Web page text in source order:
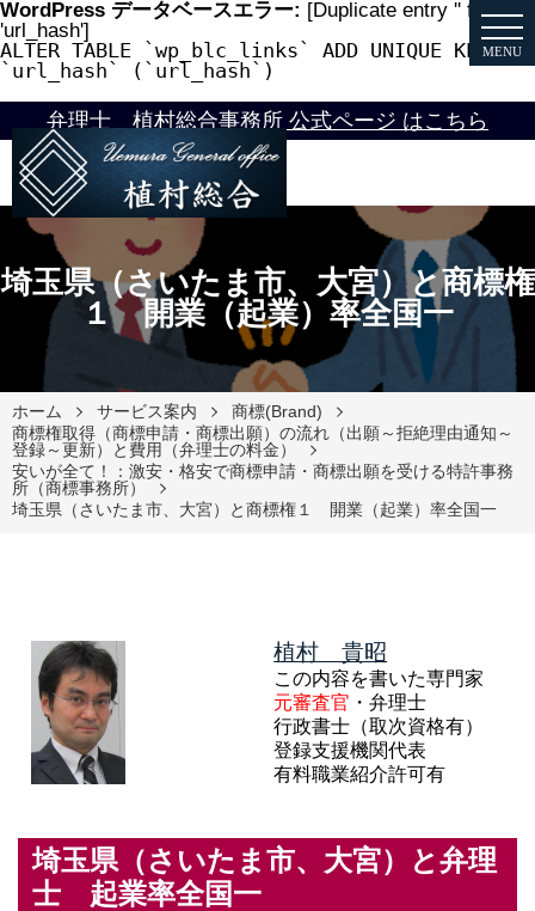
WordPress データベースエラー: [Duplicate entry '' for key
'url_hash']
ALTER TABLE `wp_blc_links` ADD UNIQUE KEY
`url_hash` (`url_hash`)
弁理士 植村総合事務所 公式ページ はこちら
MENU
埼玉県（さいたま市、大宮）と商標権
１ 開業（起業）率全国一
ホーム サービス案内
商標(Brand)
商標権取得（商標申請・商標出願）の流れ（出願～拒絶理由通知～
登録～更新）と費用（弁理士の料金）
安いが全て！：激安・格安で商標申請・商標出願を受ける特許事務
所（商標事務所）
埼玉県（さいたま市、大宮）と商標権１ 開業（起業）率全国一
植村 貴昭
この内容を書いた専門家
元審査官 ・弁理士
行政書士（取次資格有）
登録支援機関代表
有料職業紹介許可有
埼玉県（さいたま市、大宮）と弁理
士 起業率全国一